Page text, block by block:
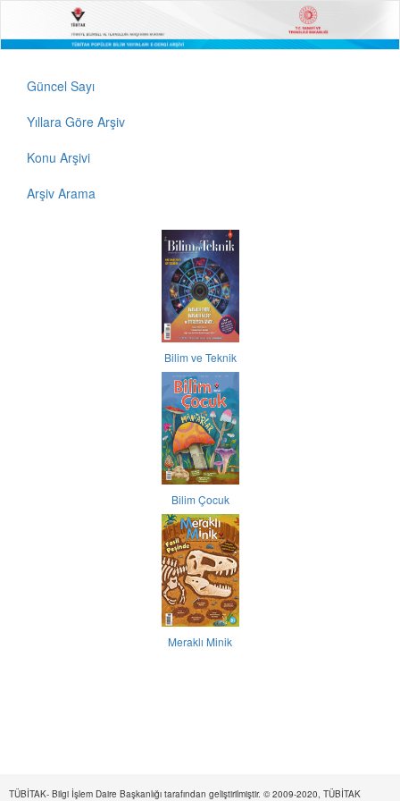
Güncel Sayı
Yıllara Göre Arşiv
Konu Arşivi
Arşiv Arama
Bilim ve Teknik
Bilim Çocuk
Meraklı Minik
TÜBİTAK- Bilgi İşlem Daire Başkanlığı tarafından geliştirilmiştir. © 2009-2020, TÜBİTAK